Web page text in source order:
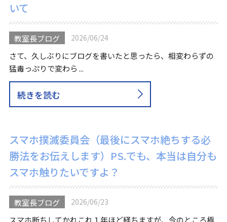
いて
教室長ブログ 2026/06/24
さて、久しぶりにブログを書いたと思ったら、相変わらずの
猛毒っぷりで変わら ...
続きを読む
スマホ撲滅委員会（最後にスマホ絶ちする必
勝法をお伝えします）PS.でも、本当は自分も
スマホ触りたいですよ？
教室長ブログ 2026/06/23
スマホ断ちしてかれこれ１年ほど経ちますが、今のところ極